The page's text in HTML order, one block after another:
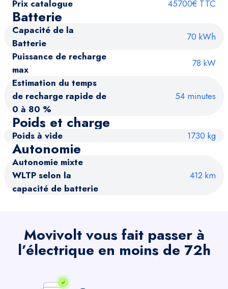
Prix catalogue
45700€ TTC
Batterie
Capacité de la
Batterie
70 kWh
Puissance de recharge
max
78 kW
Estimation du temps
de recharge rapide de
0 à 80 %
54 minutes
Poids et charge
Poids à vide 1730 kg
Autonomie
Autonomie mixte
WLTP selon la
capacité de batterie
412 km
Movivolt vous fait passer à
l’électrique en moins de 72h